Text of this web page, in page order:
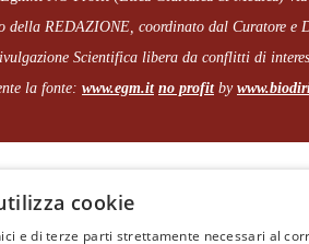
della REDAZIONE, coordinato dal Curatore e
Scientifica libera da conflitti di
la fonte: www.egm.it no profitby
cookie
e di terze parti strettamente necessari al